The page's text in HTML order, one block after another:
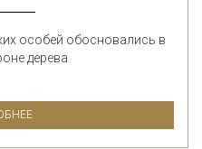
особей обосновались в
дерева